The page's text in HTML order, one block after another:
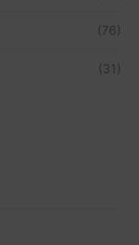
(76)
(31)